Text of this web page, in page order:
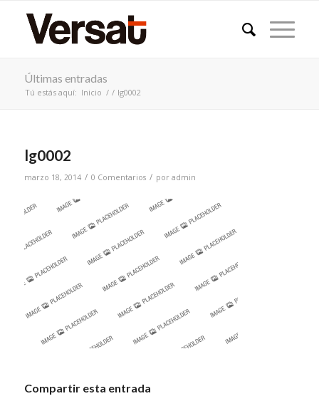
Últimas entradas
Tú estás aquí: Inicio / / lg0002
lg0002
marzo 18, 2014 / 0 Comentarios / por admin
Compartir esta entrada